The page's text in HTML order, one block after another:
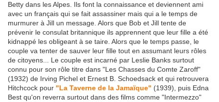
Betty dans les Alpes. Ils font la connaissance et deviennent ami
avec un français qui se fait assassiner mais qui a le temps de
murmurer à Jill un message. Alors que Bob et Jill tente de
prévenir le consulat britannique ils apprennent que leur fille a été
kidnappé les obligeant à se taire. Alors que le temps passe, le
couple va tenter de sauver leur fille tout en assumant leurs rôles
de citoyens... Le couple est incarné par Leslie Banks surtout
connu pour son rôle titre dans "Les Chasses du Comte Zaroff"
(1932) de Irving Pichel et Ernest B. Schoedsack et qui retrouvera
Hitchcock pour "La Taverne de la Jamaïque" (1939), puis Edna
Best qu'on reverra surtout dans des films comme "Intermezzo"